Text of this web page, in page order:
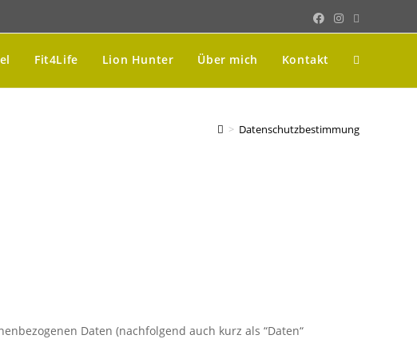
Fit4Life Lion Hunter Über mich Kontakt
> Datenschutzbestimmung
Daten (nachfolgend auch kurz als “Daten“